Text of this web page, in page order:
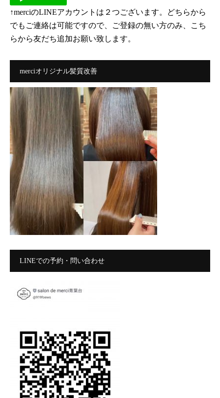
↑merciのLINEアカウントは２つございます。どちらから
でもご連絡は可能ですので、ご登録の無い方のみ、こち
らから友だち追加お願い致します。
merciオリジナル髪質改善
LINEでの予約・問い合わせ